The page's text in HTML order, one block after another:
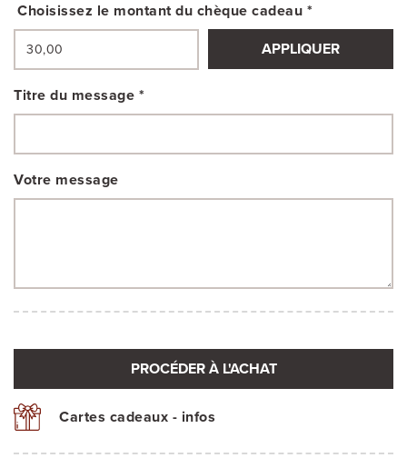
Choisissez le montant du chèque cadeau *
APPLIQUER
Titre du message *
Votre message
PROCÉDER À L'ACHAT
Cartes cadeaux - infos